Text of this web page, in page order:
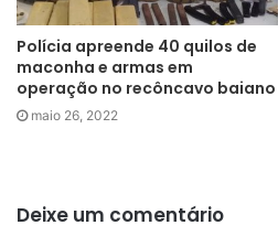
Polícia apreende 40 quilos de
maconha e armas em
operação no recôncavo baiano
maio 26, 2022
Deixe um comentário